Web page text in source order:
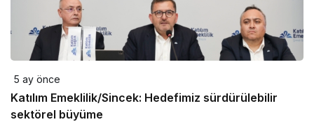
5 ay önce
Katılım Emeklilik/Sincek: Hedefimiz sürdürülebilir
sektörel büyüme